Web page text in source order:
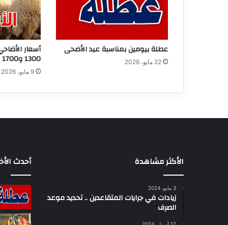
عطلة بيومين بمناسبة عيد الأضحى
22 مايو، 2026
أسعار
1300 و1700 دينار
9 مايو، 2026
الأكثر مشاهدة
3 مايو، 2024
زيادات في جرايات المتقاعدين .. تحديد موعد
الصرف
أحدث